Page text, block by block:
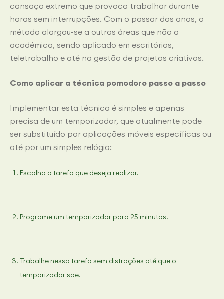
cansaço extremo que provoca trabalhar durante
horas sem interrupções. Com o passar dos anos, o
método alargou-se a outras áreas que não a
académica, sendo aplicado em escritórios,
teletrabalho e até na gestão de projetos criativos.
Como aplicar a técnica pomodoro passo a passo
Implementar esta técnica é simples e apenas
precisa de um temporizador, que atualmente pode
ser substituído por aplicações móveis específicas ou
até por um simples relógio:
Escolha a tarefa que deseja realizar.
Programe um temporizador para 25 minutos.
Trabalhe nessa tarefa sem distrações até que o
temporizador soe.